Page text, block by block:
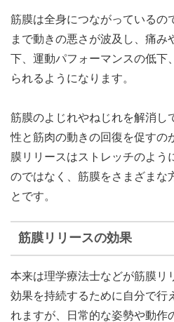
筋膜は全身につながっているの
まで動きの悪さが波及し、痛み
下、運動パフォーマンスの低下
られるようになります。
筋膜のよじれやねじれを解消し
性と筋肉の動きの回復を促す
膜リリースはストレッチのよう
のではなく、筋膜をさまざまな
とです。
筋膜リリースの効果
本来は理学療法士などが筋膜リ
効果を持続するために自分で行
れますが、日常的な姿勢や動作